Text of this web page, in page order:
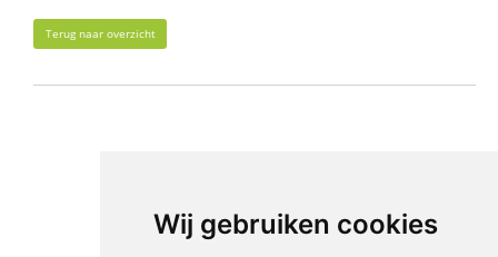
Wij gebruiken cookies
Terug naar overzicht